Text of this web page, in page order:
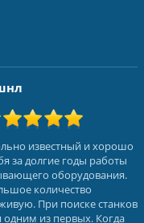
известный и хорошо
за долгие годы работы
оборудования.
количество
При поиске станков
одним из первых. Когда